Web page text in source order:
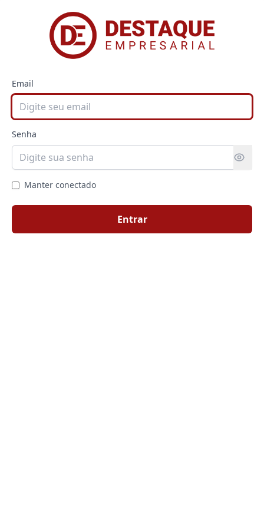
Email
Senha
Manter conectado
Entrar